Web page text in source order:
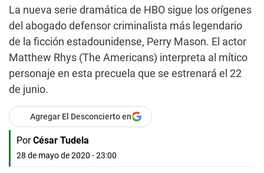
La nueva serie dramática de HBO sigue los orígenes
del abogado defensor criminalista más legendario
de la ficción estadounidense, Perry Mason. El actor
Matthew Rhys (The Americans) interpreta al mítico
personaje en esta precuela que se estrenará el 22
de junio.
Agregar El Desconcierto en
Por César Tudela
28 de mayo de 2020 - 23:00